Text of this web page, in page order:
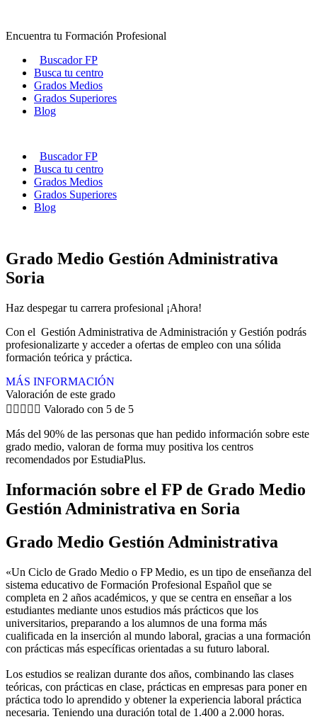
contenido
Encuentra tu Formación Profesional
Buscador FP
Busca tu centro
Grados Medios
Grados Superiores
Blog
Buscador FP
Busca tu centro
Grados Medios
Grados Superiores
Blog
Grado Medio Gestión Administrativa
Soria
Haz despegar tu carrera profesional ¡Ahora!
Con el Gestión Administrativa de Administración y Gestión podrás
profesionalizarte y acceder a ofertas de empleo con una sólida
formación teórica y práctica.
MÁS INFORMACIÓN
Valoración de este grado
     Valorado con 5 de 5
Más del 90% de las personas que han pedido información sobre este
grado medio, valoran de forma muy positiva los centros
recomendados por EstudiaPlus.
Información sobre el FP de Grado Medio
Gestión Administrativa en Soria
Grado Medio Gestión Administrativa
«Un Ciclo de Grado Medio o FP Medio, es un tipo de enseñanza del
sistema educativo de Formación Profesional Español que se
completa en 2 años académicos, y que se centra en enseñar a los
estudiantes mediante unos estudios más prácticos que los
universitarios, preparando a los alumnos de una forma más
cualificada en la inserción al mundo laboral, gracias a una formación
con prácticas más específicas orientadas a su futuro laboral.
Los estudios se realizan durante dos años, combinando las clases
teóricas, con prácticas en clase, prácticas en empresas para poner en
práctica todo lo aprendido y obtener la experiencia laboral práctica
necesaria. Teniendo una duración total de 1.400 a 2.000 horas.